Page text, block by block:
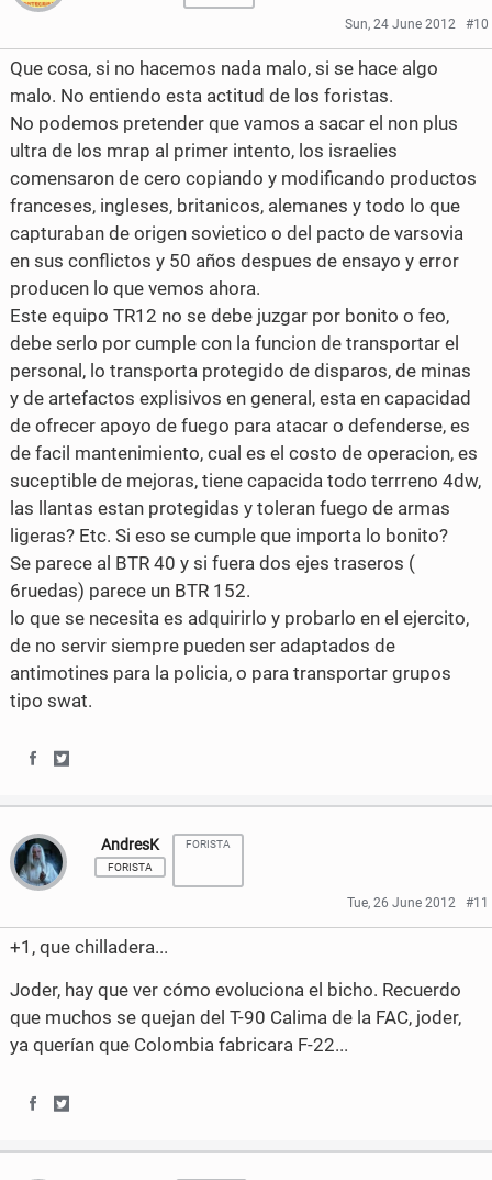
o
k
r
r
e
o
n
a
c
e
b
o
k
r
e
n
w
i
t
t
r
Sun, 24 June 2012 #10
Que cosa, si no hacemos nada malo, si se hace algo
malo. No entiendo esta actitud de los foristas.
No podemos pretender que vamos a sacar el non plus
ultra de los mrap al primer intento, los israelies
comensaron de cero copiando y modificando productos
franceses, ingleses, britanicos, alemanes y todo lo que
capturaban de origen sovietico o del pacto de varsovia
en sus conflictos y 50 años despues de ensayo y error
producen lo que vemos ahora.
Este equipo TR12 no se debe juzgar por bonito o feo,
debe serlo por cumple con la funcion de transportar el
personal, lo transporta protegido de disparos, de minas
y de artefactos explisivos en general, esta en capacidad
de ofrecer apoyo de fuego para atacar o defenderse, es
de facil mantenimiento, cual es el costo de operacion, es
suceptible de mejoras, tiene capacida todo terrreno 4dw,
las llantas estan protegidas y toleran fuego de armas
ligeras? Etc. Si eso se cumple que importa lo bonito?
Se parece al BTR 40 y si fuera dos ejes traseros (
6ruedas) parece un BTR 152.
lo que se necesita es adquirirlo y probarlo en el ejercito,
de no servir siempre pueden ser adaptados de
antimotines para la policia, o para transportar grupos
tipo swat.
a
r
e
F
a
r
e
T
AndresK
FORISTA
FORISTA
Tue, 26 June 2012 #11
+1, que chilladera...
Joder, hay que ver cómo evoluciona el bicho. Recuerdo
que muchos se quejan del T-90 Calima de la FAC, joder,
ya querían que Colombia fabricara F-22...